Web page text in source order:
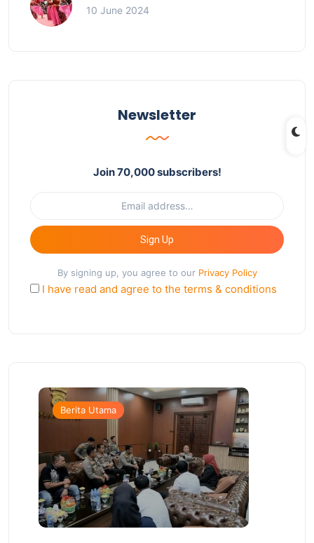
10 June 2024
Newsletter
Join 70,000 subscribers!
Sign Up
By signing up, you agree to our Privacy Policy
I have read and agree to the terms & conditions
Berita Utama